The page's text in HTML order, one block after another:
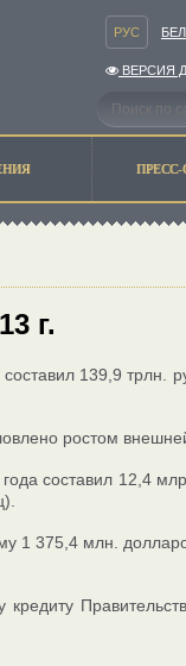
РУС БЕЛ
ВЕРСИЯ
г.
139,9
ростом
составил 12,4
1 375,4 млн.